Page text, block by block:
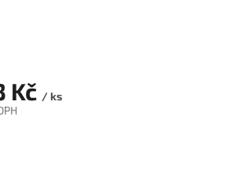
Kč / ks